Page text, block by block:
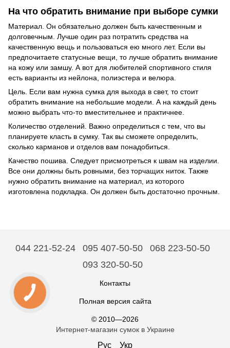
На что обратить внимание при выборе сумки
Материал. Он обязательно должен быть качественным и
долговечным. Лучше один раз потратить средства на
качественную вещь и пользоваться ею много лет. Если вы
предпочитаете статусные вещи, то лучше обратить внимание
на кожу или замшу. А вот для любителей спортивного стиля
есть варианты из нейлона, полиэстера и велюра.
Цель. Если вам нужна сумка для выхода в свет, то стоит
обратить внимание на небольшие модели. А на каждый день
можно выбрать что-то вместительнее и практичнее.
Количество отделений. Важно определиться с тем, что вы
планируете класть в сумку. Так вы сможете определить,
сколько карманов и отделов вам понадобиться.
Качество пошива. Следует присмотреться к швам на изделии.
Все они должны быть ровными, без торчащих ниток. Также
нужно обратить внимание на материал, из которого
изготовлена подкладка. Он должен быть достаточно прочным.
044 221-52-24 095 407-50-50
068 223-50-50
093 320-50-50
Контакты
Полная версия сайта
© 2010—2026
Интернет-магазин сумок в Украине
Рус Укр